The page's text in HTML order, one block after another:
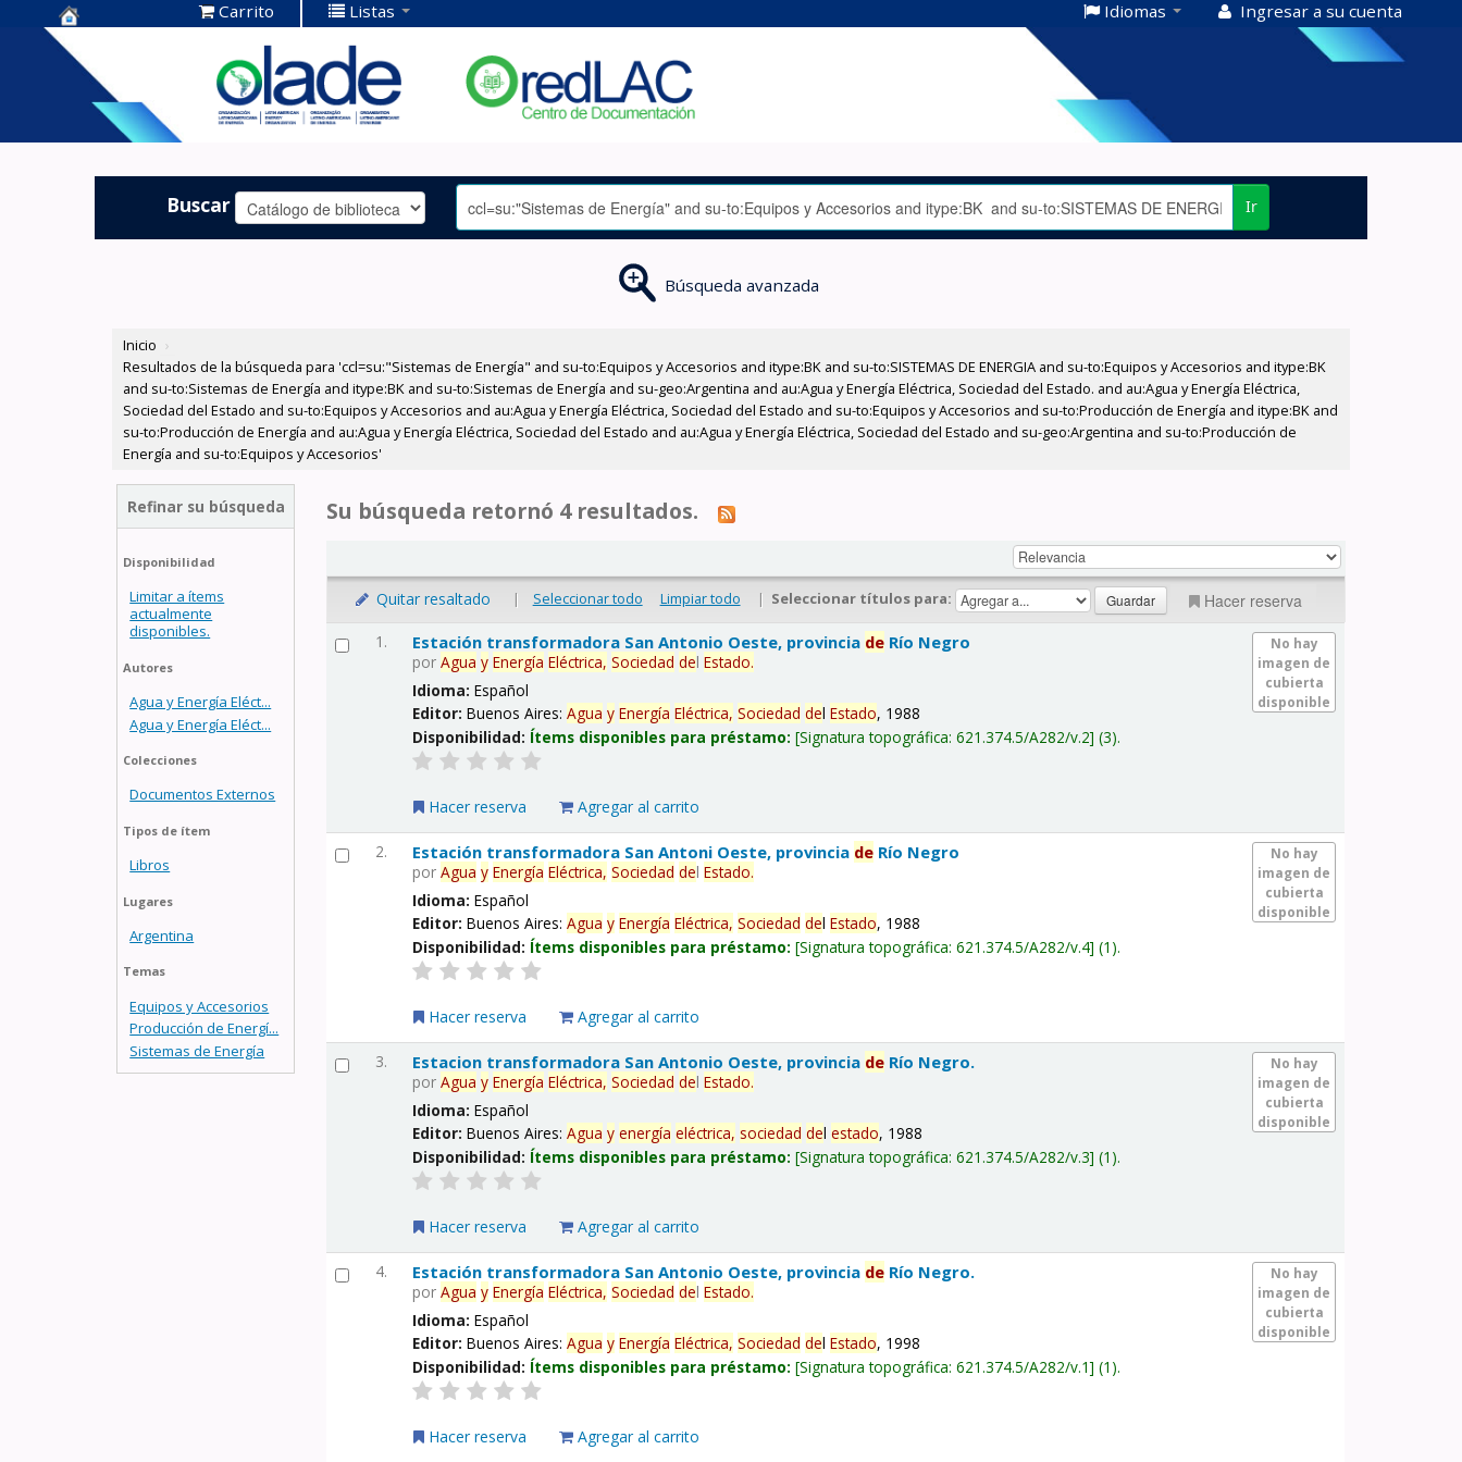
Centro de
Documentación
OLADE -
Carrito Listas Idiomas Ingresar a su cuenta
Buscar Ir
Búsqueda avanzada
Inicio ›
Resultados de la búsqueda para 'ccl=su:"Sistemas de Energía" and su-to:Equipos y Accesorios and itype:BK and su-to:SISTEMAS DE ENERGIA and su-to:Equipos y Accesorios and itype:BK
and su-to:Sistemas de Energía and itype:BK and su-to:Sistemas de Energía and su-geo:Argentina and au:Agua y Energía Eléctrica, Sociedad del Estado. and au:Agua y Energía Eléctrica,
Sociedad del Estado and su-to:Equipos y Accesorios and au:Agua y Energía Eléctrica, Sociedad del Estado and su-to:Equipos y Accesorios and su-to:Producción de Energía and itype:BK and
su-to:Producción de Energía and au:Agua y Energía Eléctrica, Sociedad del Estado and au:Agua y Energía Eléctrica, Sociedad del Estado and su-geo:Argentina and su-to:Producción de
Energía and su-to:Equipos y Accesorios'
Refinar su búsqueda
Disponibilidad
Limitar a ítems
actualmente
disponibles.
Autores
Agua y Energía Eléct...
Agua y Energía Eléct...
Colecciones
Documentos Externos
Tipos de ítem
Libros
Lugares
Argentina
Temas
Equipos y Accesorios
Producción de Energí...
Sistemas de Energía
Su búsqueda retornó 4 resultados.
Quitar resaltado | Seleccionar todo Limpiar todo | Seleccionar títulos para: Hacer reserva
1.
No hay
imagen de
cubierta
disponible
Estación transformadora San Antonio Oeste, provincia de Río Negro
porAgua y Energía Eléctrica, Sociedad delEstado.
Idioma:Español
Editor:Buenos Aires:Agua y Energía Eléctrica, Sociedad delEstado, 1988
Disponibilidad: Ítems disponibles para préstamo: Signatura topográfica:621.374.5/A282/v.2 (3).
Hacer reserva Agregar al carrito
2.
No hay
imagen de
cubierta
disponible
Estación transformadora San Antoni Oeste, provincia de Río Negro
porAgua y Energía Eléctrica, Sociedad delEstado.
Idioma:Español
Editor:Buenos Aires:Agua y Energía Eléctrica, Sociedad delEstado, 1988
Disponibilidad: Ítems disponibles para préstamo: Signatura topográfica:621.374.5/A282/v.4 (1).
Hacer reserva Agregar al carrito
3.
No hay
imagen de
cubierta
disponible
Estacion transformadora San Antonio Oeste, provincia de Río Negro.
porAgua y Energía Eléctrica, Sociedad delEstado.
Idioma:Español
Editor:Buenos Aires:Agua y energía eléctrica, sociedad delestado, 1988
Disponibilidad: Ítems disponibles para préstamo: Signatura topográfica:621.374.5/A282/v.3 (1).
Hacer reserva Agregar al carrito
4.
No hay
imagen de
cubierta
disponible
Estación transformadora San Antonio Oeste, provincia de Río Negro.
porAgua y Energía Eléctrica, Sociedad delEstado.
Idioma:Español
Editor:Buenos Aires:Agua y Energía Eléctrica, Sociedad delEstado, 1998
Disponibilidad: Ítems disponibles para préstamo: Signatura topográfica:621.374.5/A282/v.1 (1).
Hacer reserva Agregar al carrito